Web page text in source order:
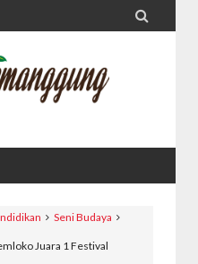

Seni Budaya
Juara 1 Festival